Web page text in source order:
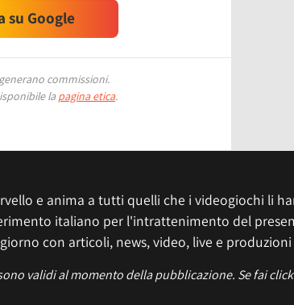
su Google
commissioni.
la pagina etica.
e anima a tutti quelli che i videogiochi li
italiano per l'intrattenimento del
con articoli, news, video, live e produzioni
validi al momento della pubblicazione. Se fai